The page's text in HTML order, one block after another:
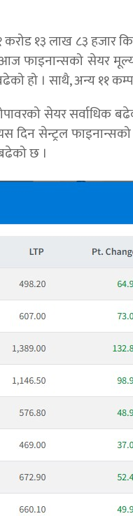
१३ लाख ८३ हजार
आज फाइनान्सको सेयर
हो । साथै, अन्य ११
सेयर सर्वाधिक
दिन सेन्ट्रल
छ ।